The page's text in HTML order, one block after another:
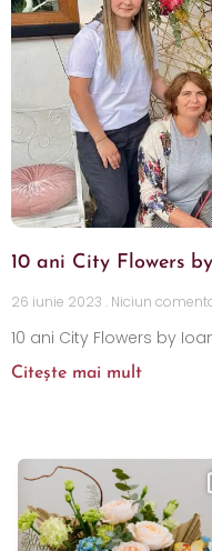
10 ani City Flowers
26 iunie 2023 Niciun
10 ani City Flowers by
Citește mai mult